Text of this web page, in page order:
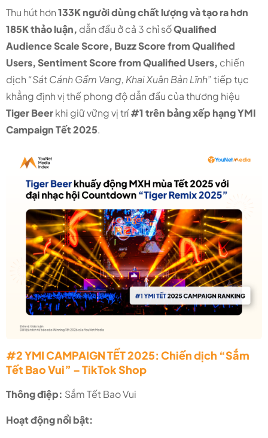
Thu hút hơn133K người dùng chất lượng và tạo ra hơn
185K thảo luận, dẫn đầu ở cả 3 chỉ sốQualified
Audience Scale Score, Buzz Score from Qualified
Users, Sentiment Score from Qualified Users, chiến
dịch “Sát Cánh Gầm Vang, Khai Xuân Bản Lĩnh”tiếp tục
khẳng định vị thế phong độ dẫn đầu của thương hiệu
Tiger Beerkhi giữ vững vị trí#1 trên bảng xếp hạng YMI
Campaign Tết 2025.
#2 YMI CAMPAIGN TẾT 2025: Chiến dịch “Sắm
Tết Bao Vui” – TikTok Shop
Thông điệp: Sắm Tết Bao Vui
Hoạt động nổi bật: